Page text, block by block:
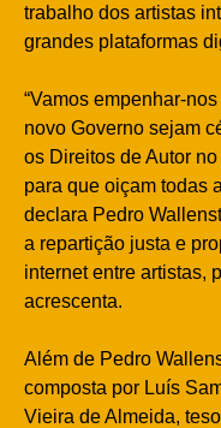
trabalho dos artistas
grandes plataformas
“Vamos empenhar-
novo Governo sejam
os Direitos de Autor
para que oiçam todas
declara Pedro
a repartição justa e
internet entre artistas,
acrescenta.
Além de Pedro
composta por Luís
Vieira de Almeida,